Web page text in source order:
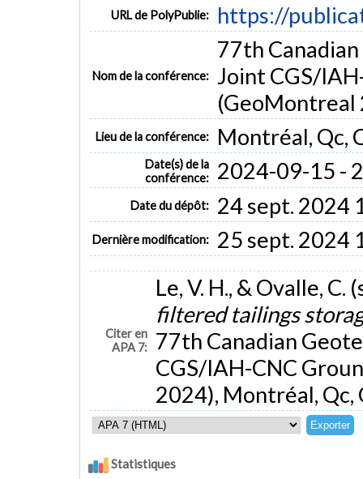
URL de PolyPublie: https://
Nom de la conférence:
77th
Joint CGS/
(GeoMontreal
Lieu de la conférence: Montréal, Qc,
Date(s) de la
conférence:
2024-09-15 -
Date du dépôt: 24 sept. 2024
Dernière modification: 25 sept. 2024
Citer en
APA 7:
Le, V. H., & Ovalle,
filtered tailings
77th Canadian
CGS/IAH-CNC
2024), Montréal, Qc,
Statistiques